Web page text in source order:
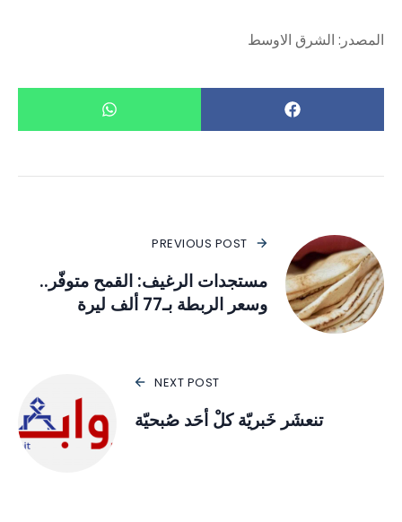
المصدر: الشرق الاوسط
PREVIOUS POST
مستجدات الرغيف: القمح متوفّر..
وسعر الربطة بـ77 ألف ليرة
NEXT POST
تنعشَر خَبريّة كلْ أحَد صُبحيّة